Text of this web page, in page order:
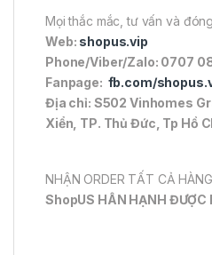
Mọi thắc mắc, tư vấn và
Web: shopus.vip
Phone/Viber/Zalo: 0707
Fanpage: fb.com/
Địa chỉ: S502 Vinhomes
Xiển, TP. Thủ Đức, Tp Hồ
NHẬN ORDER TẤT CẢ
ShopUS HÂN HẠNH ĐƯỢC